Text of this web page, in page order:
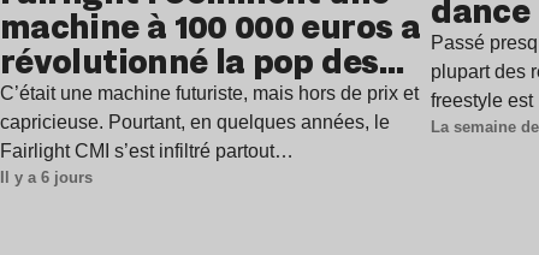
machine à 100 000 euros a
révolutionné la pop des
années 1980 ?
C’était une machine futuriste, mais hors de prix et
capricieuse. Pourtant, en quelques années, le
Fairlight CMI s’est infiltré partout…
Il y a 6 jours
Passé
plupart des
freestyle
La semaine